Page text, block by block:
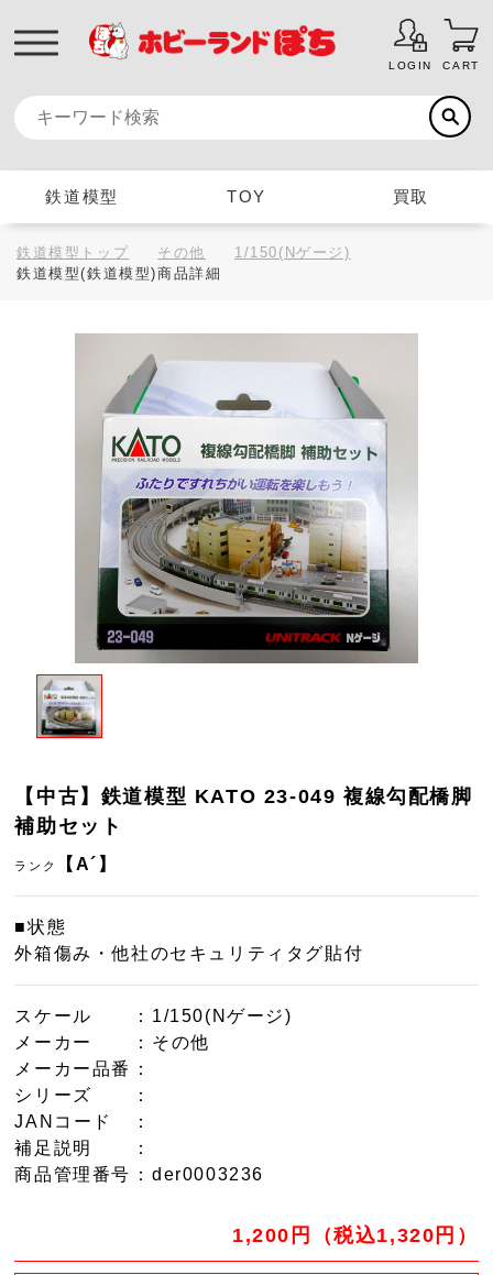
LOGIN CART
鉄道模型 TOY 買取
鉄道模型トップ その他
1/150(Nゲージ)
鉄道模型(鉄道模型)商品詳細
【中古】鉄道模型 KATO 23-049 複線勾配橋脚
補助セット
ランク 【A´】
■状態
外箱傷み・他社のセキュリティタグ貼付
スケール
：1/150(Nゲージ)
メーカー
：その他
メーカー品番
：
シリーズ
：
JANコード
：
補足説明
：
商品管理番号 ：der0003236
1,200円（税込1,320円）